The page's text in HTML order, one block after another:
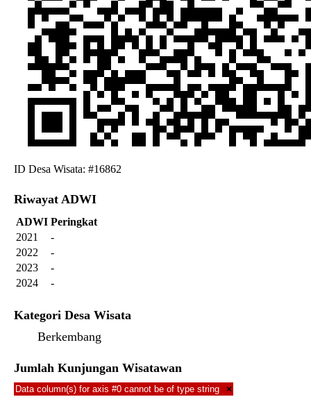
ID Desa Wisata: #16862
Riwayat ADWI
ADWI Peringkat
2021
-
2022
-
2023
-
2024
-
Kategori Desa Wisata
Berkembang
Jumlah Kunjungan Wisatawan
Data column(s) for axis #0 cannot be of type string ×